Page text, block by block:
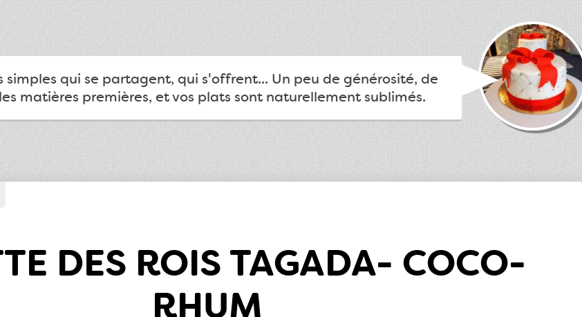
simples qui se partagent, qui s'offrent... Un peu de générosité, de
matières premières, et vos plats sont naturellement sublimés.
DES ROIS TAGADA- COCO-
RHUM